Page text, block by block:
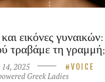
εικόνες γυναικών:
τραβάμε τη γραμμή;
14, 2025 VOICE
Greek Ladies